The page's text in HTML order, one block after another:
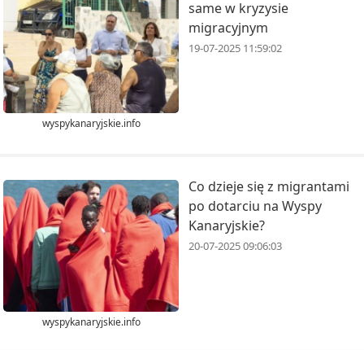
wyspykanaryjskie.info
same w kryzysie
migracyjnym
19-07-2025 11:59:02
wyspykanaryjskie.info
Co dzieje się z migrantami
po dotarciu na Wyspy
Kanaryjskie?
20-07-2025 09:06:03